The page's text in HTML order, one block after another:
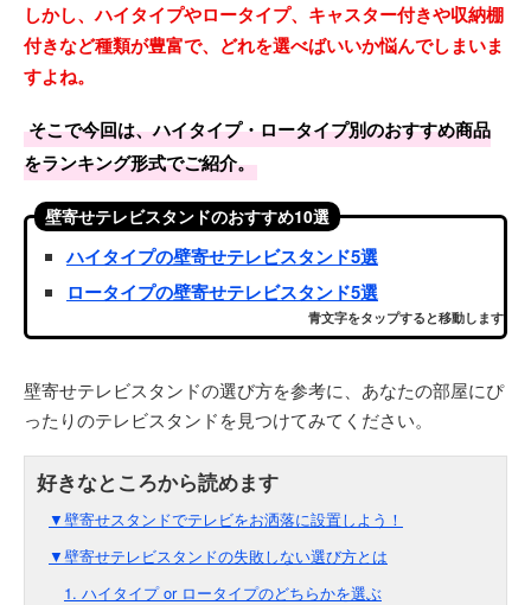
しかし、ハイタイプやロータイプ、キャスター付きや収納棚
付きなど種類が豊富で、どれを選べばいいか悩んでしまいま
すよね。
そこで今回は、ハイタイプ・ロータイプ別のおすすめ商品
をランキング形式でご紹介。
壁寄せテレビスタンドのおすすめ10選
ハイタイプの壁寄せテレビスタンド5選
ロータイプの壁寄せテレビスタンド5選
青文字をタップすると移動します
壁寄せテレビスタンドの選び方を参考に、あなたの部屋にぴ
ったりのテレビスタンドを見つけてみてください。
▼壁寄せスタンドでテレビをお洒落に設置しよう！
▼壁寄せテレビスタンドの失敗しない選び方とは
1. ハイタイプ or ロータイプのどちらかを選ぶ